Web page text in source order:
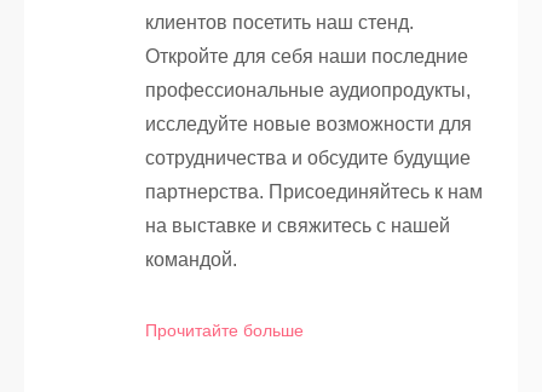
клиентов посетить наш стенд.
Откройте для себя наши последние
профессиональные аудиопродукты,
исследуйте новые возможности для
сотрудничества и обсудите будущие
партнерства. Присоединяйтесь к нам
на выставке и свяжитесь с нашей
командой.
Прочитайте больше